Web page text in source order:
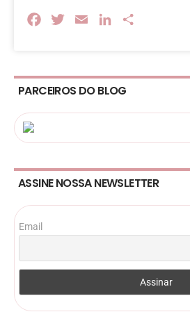
FacebookTwitterEmail LinkedIn
PARCEIROS DO BLOG
ASSINE NOSSA NEWSLETTER
Email